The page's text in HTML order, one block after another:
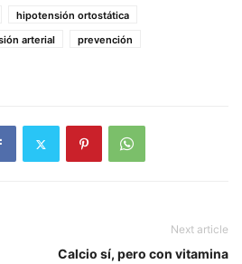
hipotensión ortostática
arterial
prevención
Next article
Calcio sí, pero con vitamina